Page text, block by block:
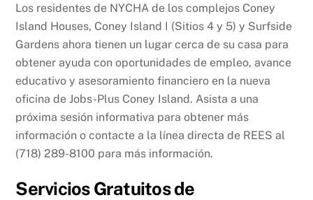
Los residentes de NYCHA de los complejos Coney
Island Houses, Coney Island I (Sitios 4 y 5) y Surfside
Gardens ahora tienen un lugar cerca de su casa para
obtener ayuda con oportunidades de empleo, avance
educativo y asesoramiento financiero en la nueva
oficina de Jobs-Plus Coney Island. Asista a una
próxima sesión informativa para obtener más
información o contacte a la línea directa de REES al
(718) 289-8100 para más información.
Servicios Gratuitos de